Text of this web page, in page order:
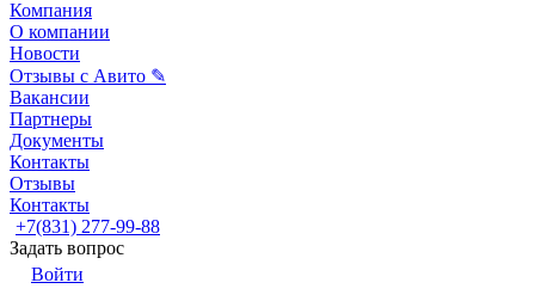
Компания
О компании
Новости
Отзывы с Авито ✎
Вакансии
Партнеры
Документы
Контакты
Отзывы
Контакты
+7(831) 277-99-88
Задать вопрос
Войти